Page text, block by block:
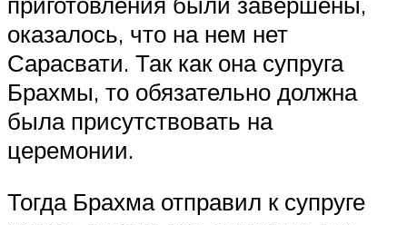
оказалось, что на нем нет
Сарасвати. Так как она супруга
Брахмы, то обязательно должна
была присутствовать на
церемонии.
Тогда Брахма отправил к супруге